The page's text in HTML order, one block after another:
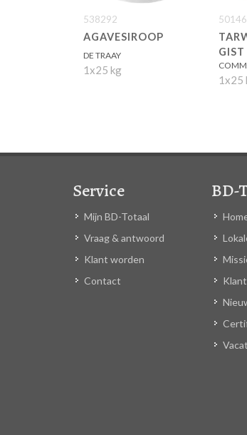
538292
AGAVESIROOP
DE TRAAY
1x25 kg
50146
1x25
Service
Mijn BD-Totaal
Vraag & antwoord
Klant worden
Contact
BD-